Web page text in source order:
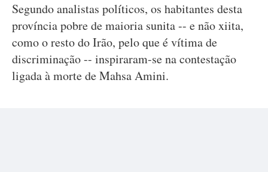
Segundo analistas políticos, os habitantes desta
província pobre de maioria sunita -- e não xiita,
como o resto do Irão, pelo que é vítima de
discriminação -- inspiraram-se na contestação
ligada à morte de Mahsa Amini.